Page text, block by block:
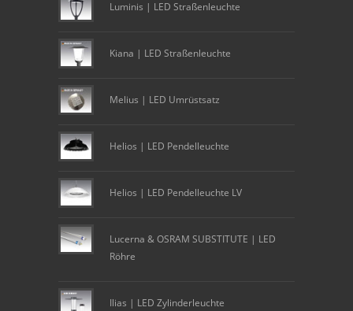
Luminis | LED Straßenleuchte
Kiana | LED Straßenleuchte
Melius | LED Umrüstsatz
Helios | LED Pendelleuchte
Helios | LED Pendelleuchte LV
Lucerna & OSRAM SUBSTITUTE | LED
Röhre
Ilias | LED Zylinderleuchte